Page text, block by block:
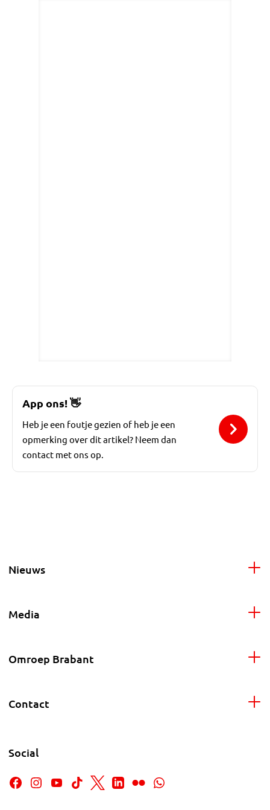
App ons!👋
Heb je een foutje gezien of heb je een
opmerking over dit artikel? Neem dan
contact met ons op.
Nieuws
Media
Omroep Brabant
Contact
Social